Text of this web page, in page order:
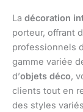
La décoration
porteur, offrant
professionnels
gamme variée
d’objets déco,
clients tout en
des styles